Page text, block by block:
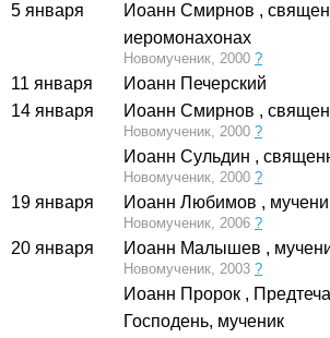
5 января
Иоанн Смирнов ,
иеромонахонах
Новомученик, 2000 ?
11 января
Иоанн Печерский
14 января
Иоанн Смирнов ,
Новомученик, 2000 ?
Иоанн Сульдин ,
Новомученик, 2000 ?
19 января Иоанн Любимов ,
Новомученик, 2006 ?
20 января Иоанн Малышев ,
Новомученик, 2003 ?
Иоанн Пророк ,
Господень, мученик